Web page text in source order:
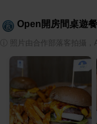
Open開房間桌遊
照片由合作部落客拍攝，